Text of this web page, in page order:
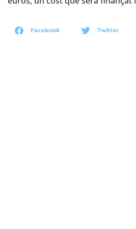
Facebook Twitter